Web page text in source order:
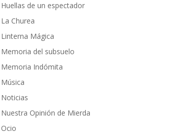
Huellas de un espectador
La Churea
Linterna Mágica
Memoria del subsuelo
Memoria Indómita
Música
Noticias
Nuestra Opinión de Mierda
Ocio